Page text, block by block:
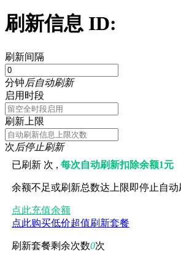
刷新信息 ID:
刷新间隔
分钟后自动刷新
启用时段
刷新上限
次后停止刷新
已刷新 次 ,每次自动刷新扣除余额1元
余额不足或刷新总数达上限即停止自动
点此充值余额
点此购买低价超值刷新套餐
刷新套餐剩余次数0次